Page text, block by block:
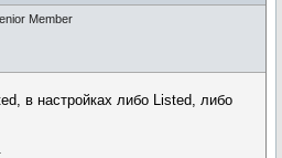
Member
в настройках либо Listed, либо